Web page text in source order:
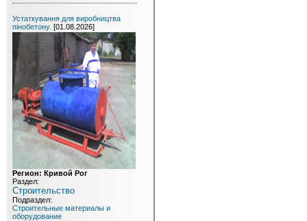
Устаткування для виробництва
пінобетону. [01.08.2026]
Регион: Кривой Рог
Раздел:
Строительство
Подраздел:
Строительные материалы и
оборудование